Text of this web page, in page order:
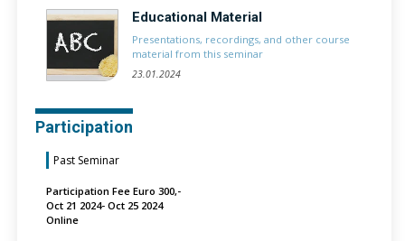
Educational Material
Presentations, recordings, and other course
material from this seminar
23.01.2024
Participation
Past Seminar
Participation Fee Euro 300,-
Oct 21 2024- Oct 25 2024
Online